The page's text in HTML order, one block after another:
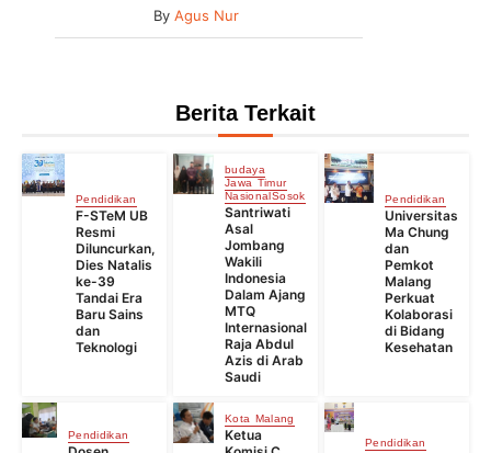
By Agus Nur
Berita Terkait
Pendidikan
F-STeM UB
Resmi
Diluncurkan,
Dies Natalis
ke-39
Tandai Era
Baru Sains
dan
Teknologi
budaya
Jawa Timur
NasionalSosok
Santriwati
Asal
Jombang
Wakili
Indonesia
Dalam Ajang
MTQ
Internasional
Raja Abdul
Azis di Arab
Saudi
Pendidikan
Universitas
Ma Chung
dan
Pemkot
Malang
Perkuat
Kolaborasi
di Bidang
Kesehatan
Pendidikan
Kota Malang
Ketua
Pendidikan